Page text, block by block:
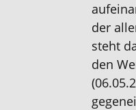
der
steht
den